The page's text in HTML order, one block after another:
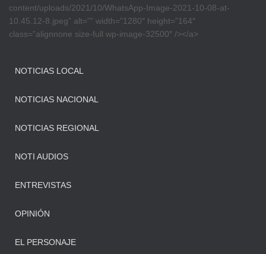
content/uploads/2021/10/WhatsApp-Image-2021-10-08-at-
10.45.12-8.jpeg” alt=”” width=”1280″ height=”164″
class=”alignnone size-full wp-image-32500″ /></a>
NOTICIAS LOCAL
NOTICIAS NACIONAL
NOTICIAS REGIONAL
NOTI AUDIOS
ENTREVISTAS
OPINIÓN
EL PERSONAJE